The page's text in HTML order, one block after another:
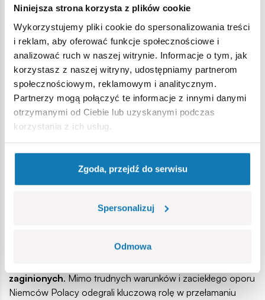
Niniejsza strona korzysta z plików cookie
Wykorzystujemy pliki cookie do spersonalizowania treści
i reklam, aby oferować funkcje społecznościowe i
analizować ruch w naszej witrynie. Informacje o tym, jak
korzystasz z naszej witryny, udostępniamy partnerom
społecznościowym, reklamowym i analitycznym.
Partnerzy mogą połączyć te informacje z innymi danymi
otrzymanymi od Ciebie lub uzyskanymi podczas
korzystania z ich usług.
Zgoda, przejdź do serwisu
Spersonalizuj
Odmowa
przyniosły ciężkie walki w trudnym terenie.16 kwietnia
zgrupowanie „Rak” zdobyło strategiczne pozycje nad
kanałem Medicina, zmuszając Niemców do odwrotu
20 kwietnia Polacy przecięli niemieckie linie
zaopatrzeniowe na drodze nr 9, co przesądziło o losie
Bolonii.
W nocy z 20 na 21 kwietnia Niemcy rozpoczęli
chaotyczny odwrót
, a o 6:05 do miasta jako pierwsi
wkroczyli żołnierze 9 Batalionu Strzelców Karpackich,
wyprzedzając Amerykanów o dwie godziny i zawieszając
polską flagę.
Zwycięstwo było spektakularne, choć
skuteczność przesądziły o sukcesie operacji „Buckland”.
Straty obu stron i skutki bitwy o
, ale kosztowała 2
zaginionych. Mimo trudnych warunków i zaciekłego oporu
Niemców Polacy odegrali kluczową rolę w przełamaniu